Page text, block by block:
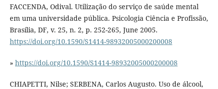
FACCENDA, Odival. Utilização do serviço de saúde mental
em uma universidade pública. Psicologia Ciência e Profissão,
Brasília, DF, v. 25, n. 2, p. 252-265, June 2005.
https://doi.org/10.1590/S1414-98932005000200008
» https://doi.org/10.1590/S1414-98932005000200008
CHIAPETTI, Nilse; SERBENA, Carlos Augusto. Uso de álcool,